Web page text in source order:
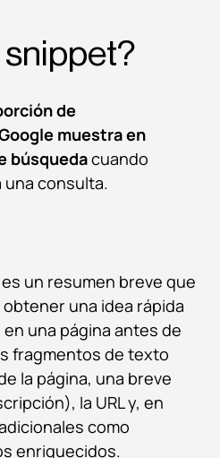
snippet?
de
muestra en
búsquedacuando
una consulta.
un resumen breve que
una idea rápida
una página antes de
fragmentos de texto
la página, una breve
la URL y, en
como
enriquecidos.